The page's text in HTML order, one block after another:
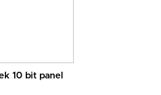
10 bit panel